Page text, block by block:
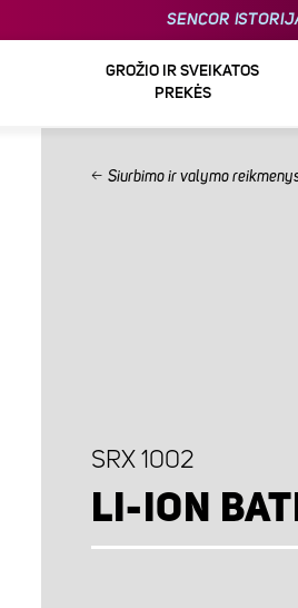
SENCOR
GROŽIO IR SVEIKATOS
PREKĖS
Siurbimo ir valymo
SRX 1002
LI-ION